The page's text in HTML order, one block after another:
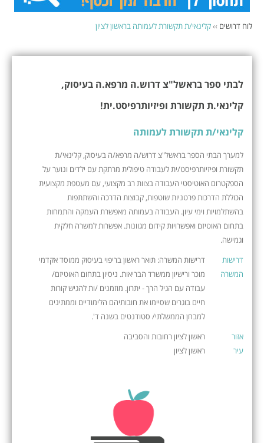
לוח דרושים ››קלינאי/ת תקשורת לעמותה בראשון לציון
לבתי ספר בראשל"צ דרוש.ה מרפא.ה בעיסוק,
קלינאי.ת תקשורת ופיזיותרפיסט.ית!
קלינאי/ת תקשורת לעמותה
למערך הבתי הספר בראשל"צ דרוש/ה מרפא/ה בעיסוק, קלינאי/ת
תקשורת ופיזיותרפיסט/ית לעבודה טיפולית מרתקת עם ילדים ונוער על
הספקטרום האוטיסטי העבודה בצוות רב מקצועי, עם מעטפת מקצועית
הכוללת הדרכות פרטניות שוטפות, קבוצות הדרכה והשתתפות
בהשתלמויות וימי עיון. העבודה בעמותה מאפשרת העמקה והתמחות
בתחום האוטיזם ואפשרויות קידום מגוונות. אפשרות למשרה חלקית
וגמישה.
דרישות
המשרה
דרישות המשרה: תואר ראשון בריפוי בעיסוק ממוסד אקדמי
מוכר ורישיון ממשרד הבריאות. ניסיון בתחום האוטיזם/
עבודה עם הגיל הרך - יתרון. מוזמנים /ות להגיש קורות
חיים בוגרים שסיימו את חובותיהם הלימודיים וממתינים
למבחן הממשלתי/ סטודנטים בשנה ד'.
אזור
ראשון לציון רחובות והסביבה
עיר
ראשון לציון